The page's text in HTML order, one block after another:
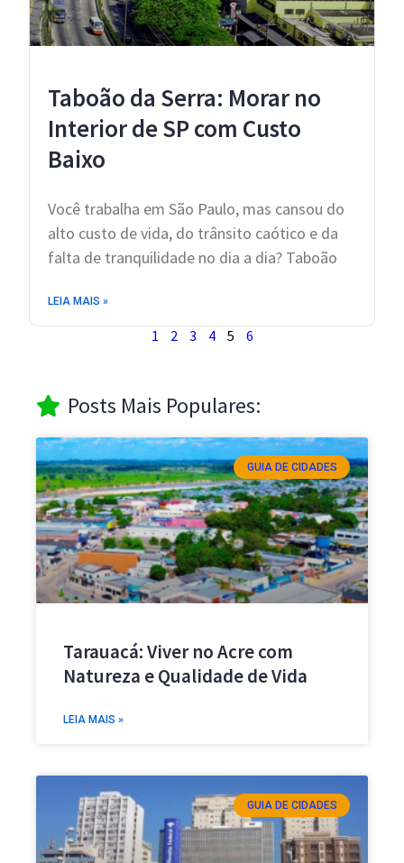
Taboão da Serra: Morar no
Interior de SP com Custo
Baixo
Você trabalha em São Paulo, mas cansou do
alto custo de vida, do trânsito caótico e da
falta de tranquilidade no dia a dia? Taboão
LEIA MAIS »
1 2 3 4 5 6
Posts Mais Populares:
GUIA DE CIDADES
Tarauacá: Viver no Acre com
Natureza e Qualidade de Vida
LEIA MAIS »
GUIA DE CIDADES